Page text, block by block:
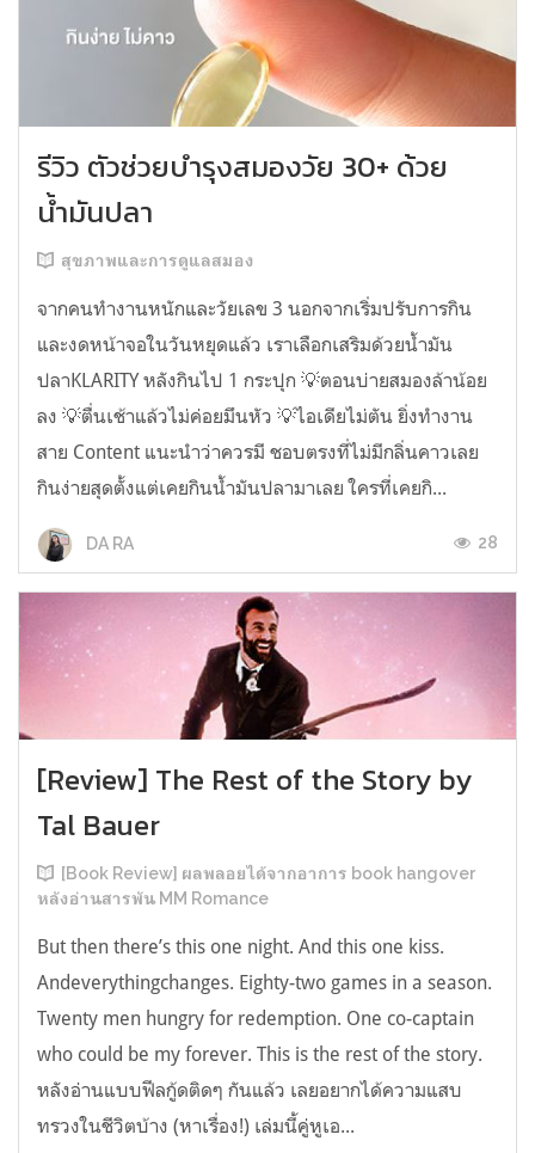
รีวิว ตัวช่วยบำรุงสมองวัย 30+ ด้วย
น้ำมันปลา
สุขภาพและการดูแลสมอง
จากคนทำงานหนักและวัยเลข 3 นอกจากเริ่มปรับการกิน
และงดหน้าจอในวันหยุดแล้ว เราเลือกเสริมด้วยน้ำมัน
ปลาKLARITY หลังกินไป 1 กระปุก 💡ตอนบ่ายสมองล้าน้อย
ลง 💡ตื่นเช้าแล้วไม่ค่อยมึนหัว 💡ไอเดียไม่ตัน ยิ่งทำงาน
สาย Content แนะนำว่าควรมี ชอบตรงที่ไม่มีกลิ่นคาวเลย
กินง่ายสุดตั้งแต่เคยกินน้ำมันปลามาเลย ใครที่เคยกิ...
DA RA 28
[Review] The Rest of the Story by
Tal Bauer
[Book Review] ผลพลอยได้จากอาการ book hangover
หลังอ่านสารพัน MM Romance
But then there’s this one night. And this one kiss.
Andeverythingchanges. Eighty-two games in a season.
Twenty men hungry for redemption. One co-captain
who could be my forever. This is the rest of the story.
หลังอ่านแบบฟีลกู้ดติดๆ กันแล้ว เลยอยากได้ความแสบ
ทรวงในชีวิตบ้าง (หาเรื่อง!) เล่มนี้คู่หูเอ...